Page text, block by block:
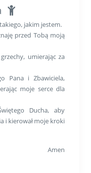
jakim jestem.
przed Tobą moją
umierając za
Pana i Zbawiciela,
moje serce dla
Ducha, aby
i kierował moje kroki
Amen